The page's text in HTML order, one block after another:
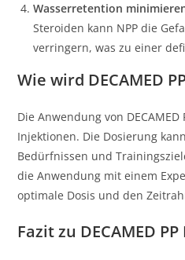
Wasserretention
Steroiden kann NPP die
verringern, was zu einer
Wie wird DECAMED
Die Anwendung von
Injektionen. Die Dosierung
Bedürfnissen und
die Anwendung mit einem
optimale Dosis und den
Fazit zu DECAMED